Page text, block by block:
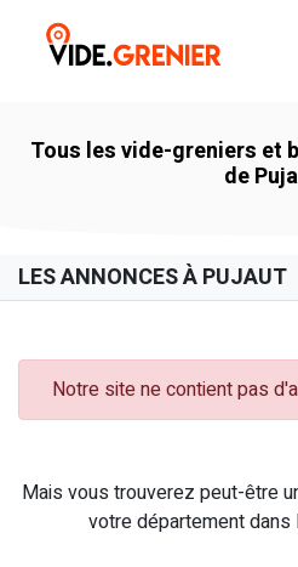
Tous les vide-greniers et
de
LES ANNONCES À PUJAUT
Notre site ne contient pas
Mais vous trouverez peut-être
votre département